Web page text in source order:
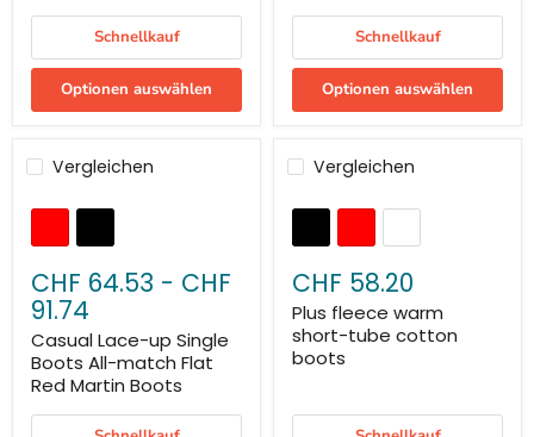
Schnellkauf
Optionen auswählen
Schnellkauf
Optionen auswählen
Vergleichen
CHF 64.53 - CHF
91.74
Casual Lace-up Single
Boots All-match Flat
Red Martin Boots
Vergleichen
CHF 58.20
Plus fleece warm
short-tube cotton
boots